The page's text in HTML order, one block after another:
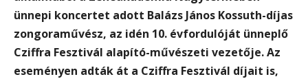
ünnepi koncertet adott Balázs János Kossuth-díjas
zongoraművész, az idén 10. évfordulóját ünneplő
Cziffra Fesztivál alapító-művészeti vezetője. Az
eseményen adták át a Cziffra Fesztivál díjait is,